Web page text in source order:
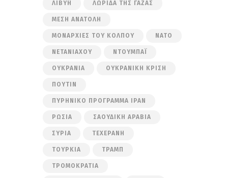
ΛΙΒΎΗ ΛΩΡΊΔΑ ΤΗΣ ΓΆΖΑΣ
ΜΈΣΗ ΑΝΑΤΟΛΉ
ΜΟΝΑΡΧΊΕΣ ΤΟΥ ΚΌΛΠΟΥ ΝΑΤΟ
ΝΕΤΑΝΙΆΧΟΥ ΝΤΟΥΜΠΆΙ
ΟΥΚΡΑΝΊΑ ΟΥΚΡΑΝΙΚΉ ΚΡΊΣΗ
ΠΟΎΤΙΝ
ΠΥΡΗΝΙΚΌ ΠΡΌΓΡΑΜΜΑ ΙΡΆΝ
ΡΩΣΊΑ ΣΑΟΥΔΙΚΉ ΑΡΑΒΊΑ
ΣΥΡΊΑ ΤΕΧΕΡΆΝΗ
ΤΟΥΡΚΊΑ ΤΡΑΜΠ
ΤΡΟΜΟΚΡΑΤΊΑ